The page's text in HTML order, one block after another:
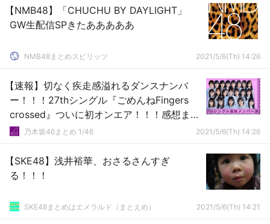
【NMB48】「CHUCHU BY DAYLIGHT」
GW生配信SPきたあああああ
NMB48まとめスピリッツ 2021/5/6(Th) 14:26
【速報】切なく疾走感溢れるダンスナンバ
ー！！！27thシングル『ごめんねFingers
crossed』ついに初オンエア！！！感想まと
め！！！【乃木坂46】
乃木坂46まとめ 1/46 2021/5/6(Th) 14:26
【SKE48】浅井裕華、おさるさんすぎ
る！！！
SKE48まとめはエメラルド（まとえめ） 2021/5/6(Th) 14:21